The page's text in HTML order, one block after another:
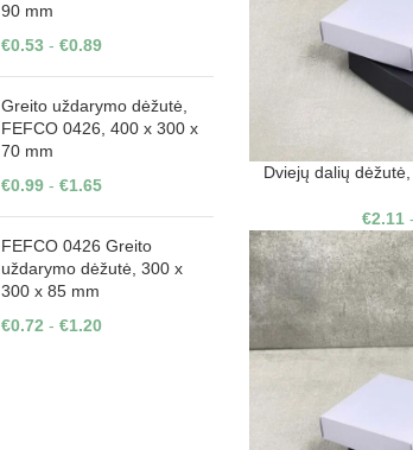
90 mm
€0.53 - €0.89
Greito uždarymo dėžutė,
FEFCO 0426, 400 x 300 x
70 mm
€0.99 - €1.65
FEFCO 0426 Greito
uždarymo dėžutė, 300 x
300 x 85 mm
€0.72 - €1.20
Dviejų dalių
€2.11-